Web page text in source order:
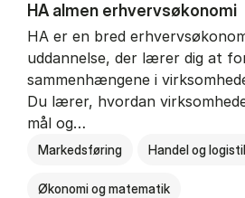
HA al­men erhvervs­økonomi
HA er en bred
uddannelse, der lærer dig at
sammenhængene i
Du lærer, hvordan
mål og…
Markedsføring Handel og
Økonomi og matematik